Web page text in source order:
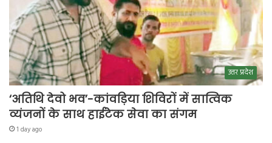
उत्तर प्रदेश
‘अतिथि देवो भव’-कांवड़िया शिविरों में सात्विक
व्यंजनों के साथ हाईटेक सेवा का संगम
1 day ago